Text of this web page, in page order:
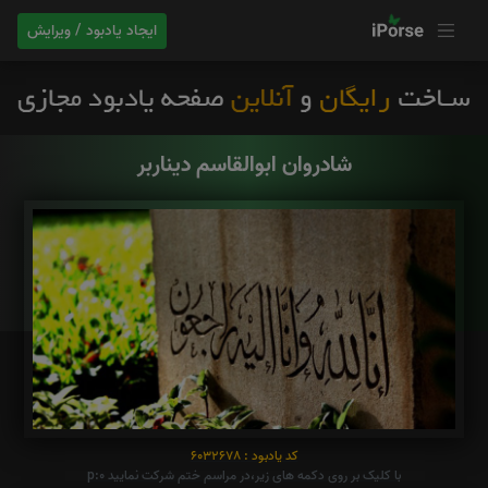
ایجاد یادبود / ویرایش
شادروان ابوالقاسم دیناربر
کد یادبود : 6032678
با کلیک بر روی دکمه های زیر،در مراسم ختم شرکت نمایید p:0